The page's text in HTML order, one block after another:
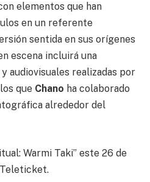
elementos que han
en un referente
sentida en sus orígenes
escena incluirá una
audiovisuales realizadas por
que Chano ha colaborado
alrededor del
Warmi Taki” este 26 de